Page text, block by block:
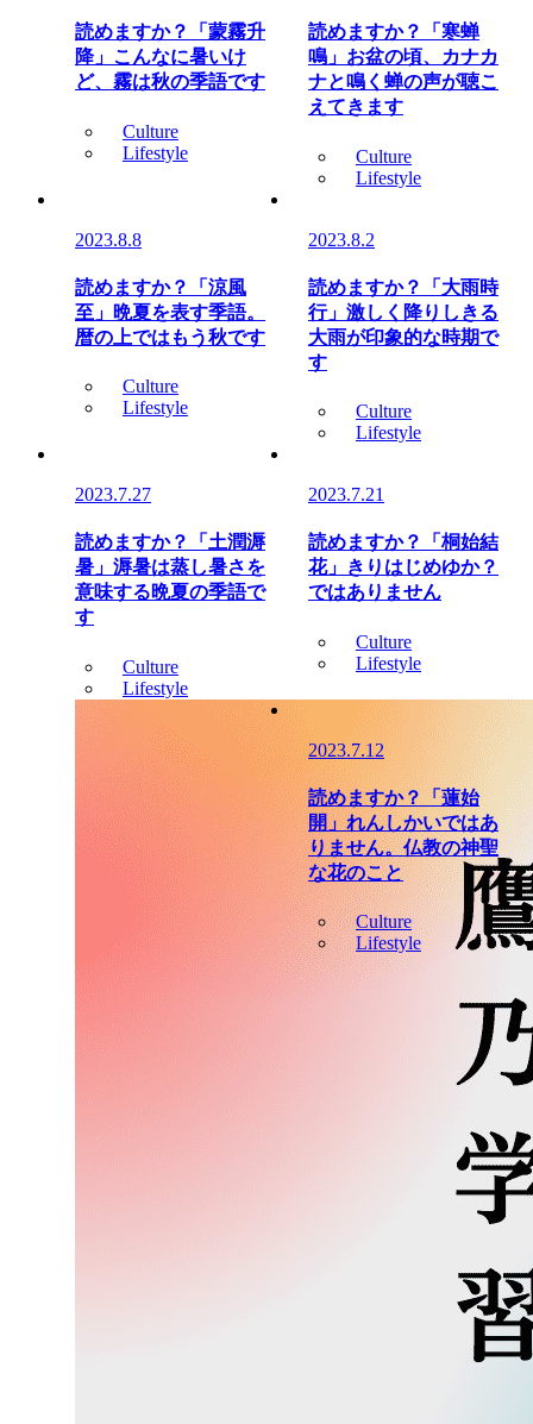
読めますか？「蒙霧升
降」こんなに暑いけ
ど、霧は秋の季語です
Culture
Lifestyle
読めますか？「寒蝉
鳴」お盆の頃、カナカ
ナと鳴く蝉の声が聴こ
えてきます
Culture
Lifestyle
2023.8.8
読めますか？「涼風
至」晩夏を表す季語。
暦の上ではもう秋です
Culture
Lifestyle
2023.8.2
読めますか？「大雨時
行」激しく降りしきる
大雨が印象的な時期で
す
Culture
Lifestyle
2023.7.27
読めますか？「土潤溽
暑」溽暑は蒸し暑さを
意味する晩夏の季語で
す
Culture
Lifestyle
2023.7.21
読めますか？「桐始結
花」きりはじめゆか？
ではありません
Culture
Lifestyle
2023.7.12
読めますか？「蓮始
開」れんしかいではあ
りません。仏教の神聖
な花のこと
Culture
Lifestyle